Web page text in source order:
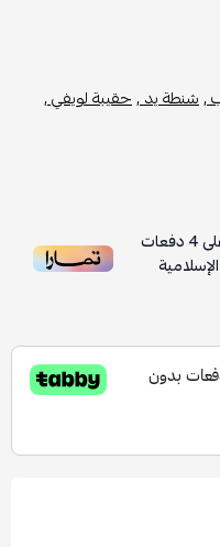
,شنطة يد ,حقيبة لويفي ,
4دفعات